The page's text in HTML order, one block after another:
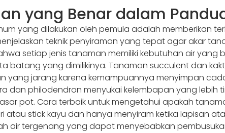
yang Benar dalam
yang dilakukan oleh pemula adalah memberikan
teknik penyiraman yang tepat agar akar
setiap jenis tanaman memiliki kebutuhan air
batang yang dimilikinya. Tanaman succulent dan
yang jarang karena kemampuannya menyimpan
dan philodendron menyukai kelembapan yang lebih
pot. Cara terbaik untuk mengetahui apakah
atau stick kayu dan hanya menyiram ketika lapisan
air tergenang yang dapat menyebabkan